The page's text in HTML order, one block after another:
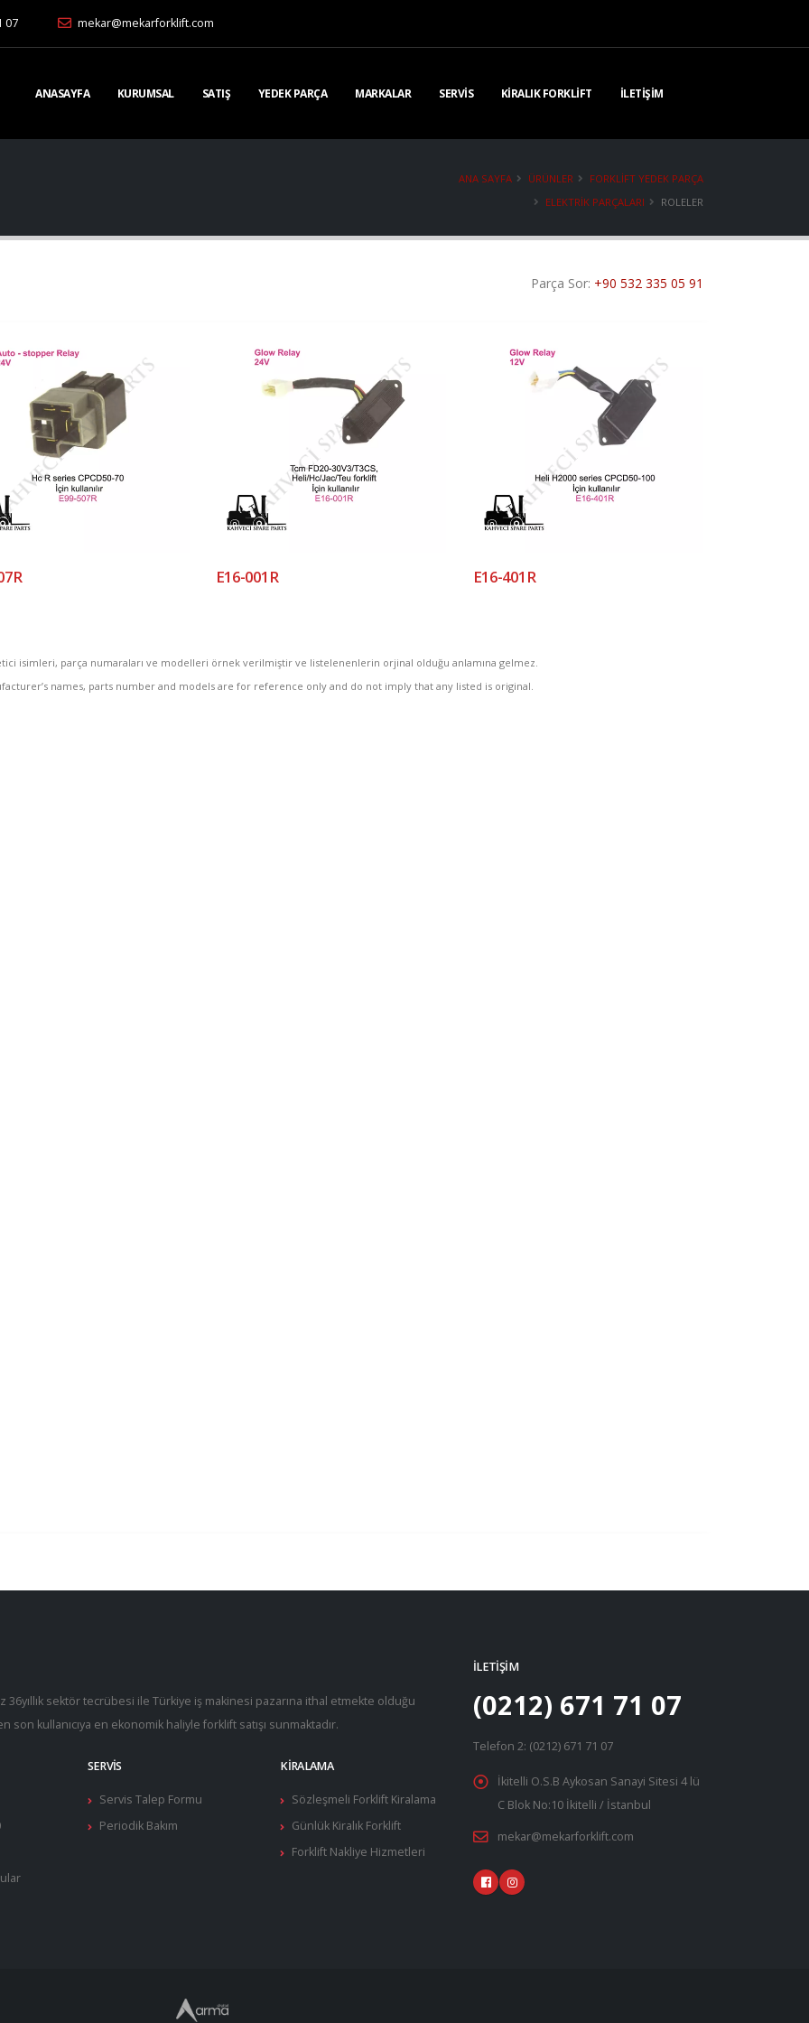
07 mekar@mekarforklift.com
ANASAYFA KURUMSAL SATIŞ YEDEK PARÇA MARKALAR SERVIS KIRALIK FORKLIFT İLETIŞIM
ANA SAYFA ÜRÜNLER
FORKLIFT YEDEK PARÇA
ELEKTRIK PARÇALARI
ROLELER
Parça Sor: +90 532 335 05 91
E16-001R E16-401R
isimleri, parça numaraları ve modelleri örnek verilmiştir ve listelenenlerin orjinal olduğu anlamına gelmez.
names, parts number and models are for reference only and do not imply that any listed is original.
36yıllık sektör tecrübesi ile Türkiye iş makinesi pazarına ithal etmekte olduğu
kullanıcıya en ekonomik haliyle forklift satışı sunmaktadır.
SERVIS
Servis Talep Formu
Periodik Bakım
KIRALAMA
Sözleşmeli Forklift Kiralama
Günlük Kiralık Forklift
Forklift Nakliye Hizmetleri
İLETIŞIM
(0212) 671 71 07
Telefon 2: (0212) 671 71 07
İkitelli O.S.B Aykosan Sanayi Sitesi 4 lü
C Blok No:10 İkitelli / İstanbul
mekar@mekarforklift.com